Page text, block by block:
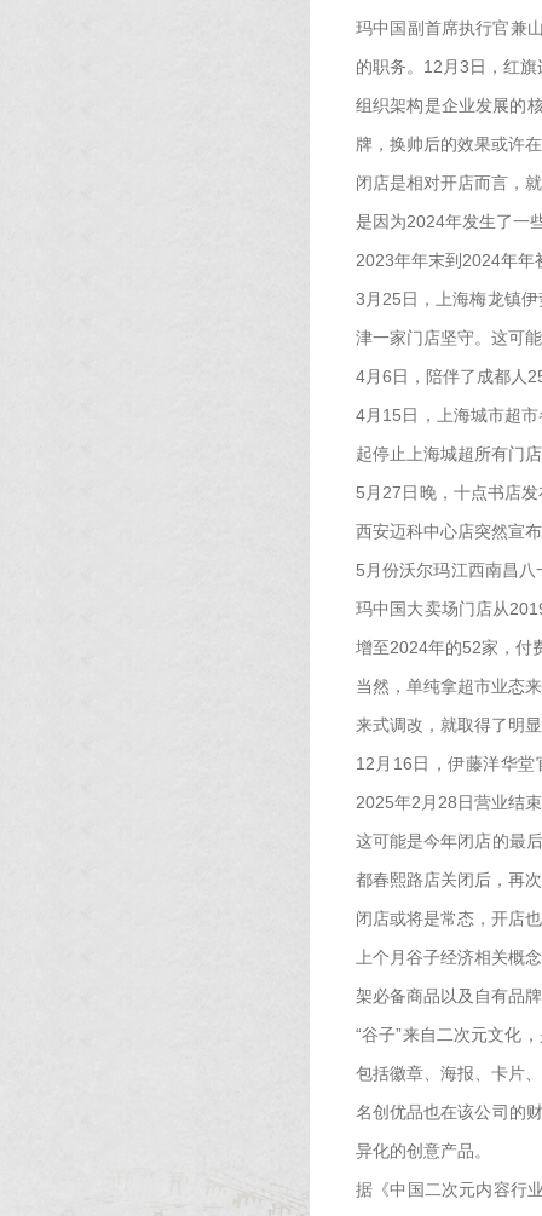
玛中国副首席执行官兼
的职务。12月3日，红
组织架构是企业发展的
牌，换帅后的效果或许
闭店是相对开店而言，
是因为2024年发生了一
2023年年末到2024年年
3月25日，上海梅龙镇
津一家门店坚守。这可
4月6日，陪伴了成都人
4月15日，上海城市超
起停止上海城超所有门
5月27日晚，十点书店
西安迈科中心店突然宣
5月份沃尔玛江西南昌
玛中国大卖场门店从
增至2024年的52家，付
当然，单纯拿超市业态
来式调改，就取得了明
12月16日，伊藤洋华
2025年2月28日营业结
这可能是今年闭店的最
都春熙路店关闭后，再
闭店或将是常态，开店
上个月谷子经济相关概
架必备商品以及自有品
“谷子”来自二次元文化
包括徽章、海报、卡片
名创优品也在该公司的
异化的创意产品。
据《中国二次元内容行